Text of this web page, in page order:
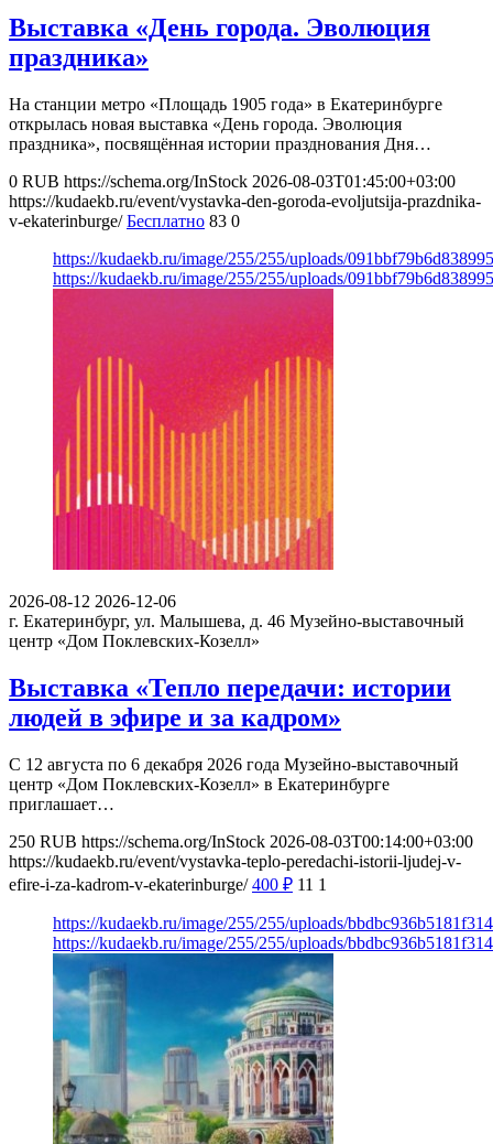
Выставка «День города. Эволюция
праздника»
На станции метро «Площадь 1905 года» в Екатеринбурге
открылась новая выставка «День города. Эволюция
праздника», посвящённая истории празднования Дня…
0 RUB https://schema.org/InStock 2026-08-03T01:45:00+03:00
https://kudaekb.ru/event/vystavka-den-goroda-evoljutsija-prazdnika-
v-ekaterinburge/ Бесплатно 83 0
https://kudaekb.ru/image/255/255/uploads/
https://kudaekb.ru/image/255/255/uploads/
2026-08-12 2026-12-06
г. Екатеринбург, ул. Малышева, д. 46 Музейно-выставочный
центр «Дом Поклевских-Козелл»
Выставка «Тепло передачи: истории
людей в эфире и за кадром»
С 12 августа по 6 декабря 2026 года Музейно-выставочный
центр «Дом Поклевских-Козелл» в Екатеринбурге
приглашает…
250 RUB https://schema.org/InStock 2026-08-03T00:14:00+03:00
https://kudaekb.ru/event/vystavka-teplo-peredachi-istorii-ljudej-v-
efire-i-za-kadrom-v-ekaterinburge/ 400 ₽ 11 1
https://kudaekb.ru/image/255/255/uploads/
https://kudaekb.ru/image/255/255/uploads/